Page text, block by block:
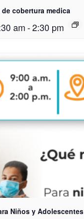
cobertura medica
am-2:30 pm
Niños y Adolescentes